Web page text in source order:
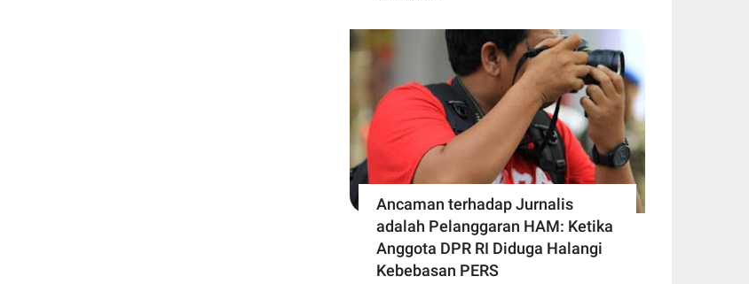
Ancaman terhadap Jurnalis
adalah Pelanggaran HAM: Ketika
Anggota DPR RI Diduga Halangi
Kebebasan PERS